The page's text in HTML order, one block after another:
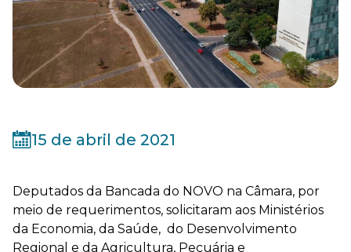
15 de abril de 2021
Deputados da Bancada do NOVO na Câmara, por
meio de requerimentos, solicitaram aos Ministérios
da Economia, da Saúde, do Desenvolvimento
Regional e da Agricultura, Pecuária e